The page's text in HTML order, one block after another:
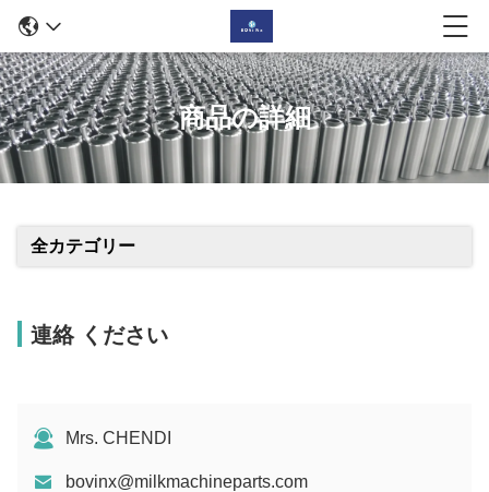
商品の詳細
全カテゴリー
連絡 ください
Mrs. CHENDI
bovinx@milkmachineparts.com